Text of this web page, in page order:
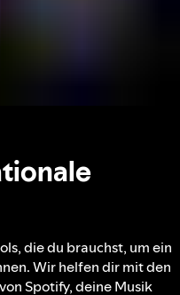
die du brauchst, um ein
Wir helfen dir mit den
Spotify, deine Musik